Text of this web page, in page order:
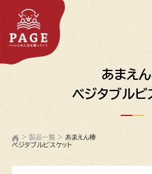
あまえ
ベジタブルビ
> 製品一覧 > あまえん棒
ベジタブルビスケット